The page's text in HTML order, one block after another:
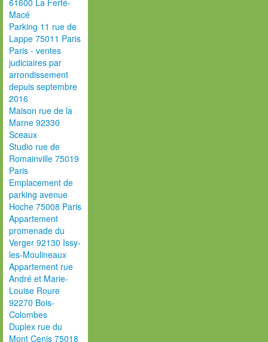
61600 La Ferté-
Macé
Parking 11 rue de
Lappe 75011 Paris
Paris - ventes
judiciaires par
arrondissement
depuis septembre
2016
Maison rue de la
Marne 92330
Sceaux
Studio rue de
Romainville 75019
Paris
Emplacement de
parking avenue
Hoche 75008 Paris
Appartement
promenade du
Verger 92130 Issy-
les-Moulineaux
Appartement rue
André et Marie-
Louise Roure
92270 Bois-
Colombes
Duplex rue du
Mont Cenis 75018